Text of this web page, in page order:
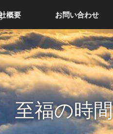
概要 お問い合わせ
至福の時